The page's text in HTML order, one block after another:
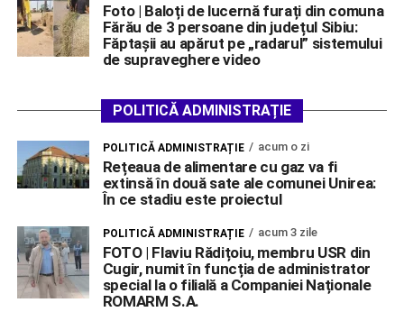
Foto | Baloți de lucernă furați din comuna
Fărău de 3 persoane din județul Sibiu:
Făptașii au apărut pe „radarul” sistemului
de supraveghere video
POLITICĂ ADMINISTRAȚIE
POLITICĂ ADMINISTRAȚIE acum o zi
Rețeaua de alimentare cu gaz va fi
extinsă în două sate ale comunei Unirea:
În ce stadiu este proiectul
POLITICĂ ADMINISTRAȚIE acum 3 zile
FOTO | Flaviu Rădițoiu, membru USR din
Cugir, numit în funcția de administrator
special la o filială a Companiei Naționale
ROMARM S.A.